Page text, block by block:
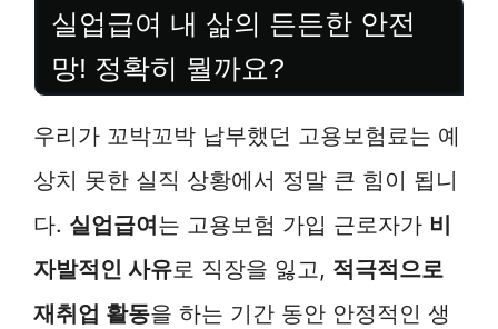
실업급여 내 삶의 든든한 안전
망! 정확히 뭘까요?
우리가 꼬박꼬박 납부했던 고용보험료는 예
상치 못한 실직 상황에서 정말 큰 힘이 됩니
다. 실업급여는 고용보험 가입 근로자가 비
자발적인 사유로 직장을 잃고, 적극적으로
재취업 활동을 하는 기간 동안 안정적인 생